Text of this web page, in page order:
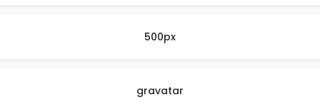
500px
gravatar